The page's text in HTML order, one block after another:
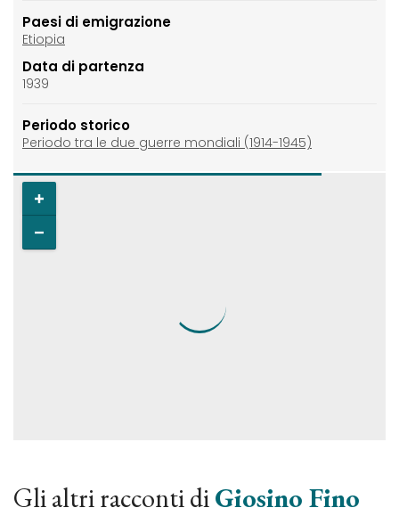
Paesi di emigrazione
Etiopia
Data di partenza
1939
Periodo storico
Periodo tra le due guerre mondiali (1914-1945)
Gli altri racconti diGiosino Fino